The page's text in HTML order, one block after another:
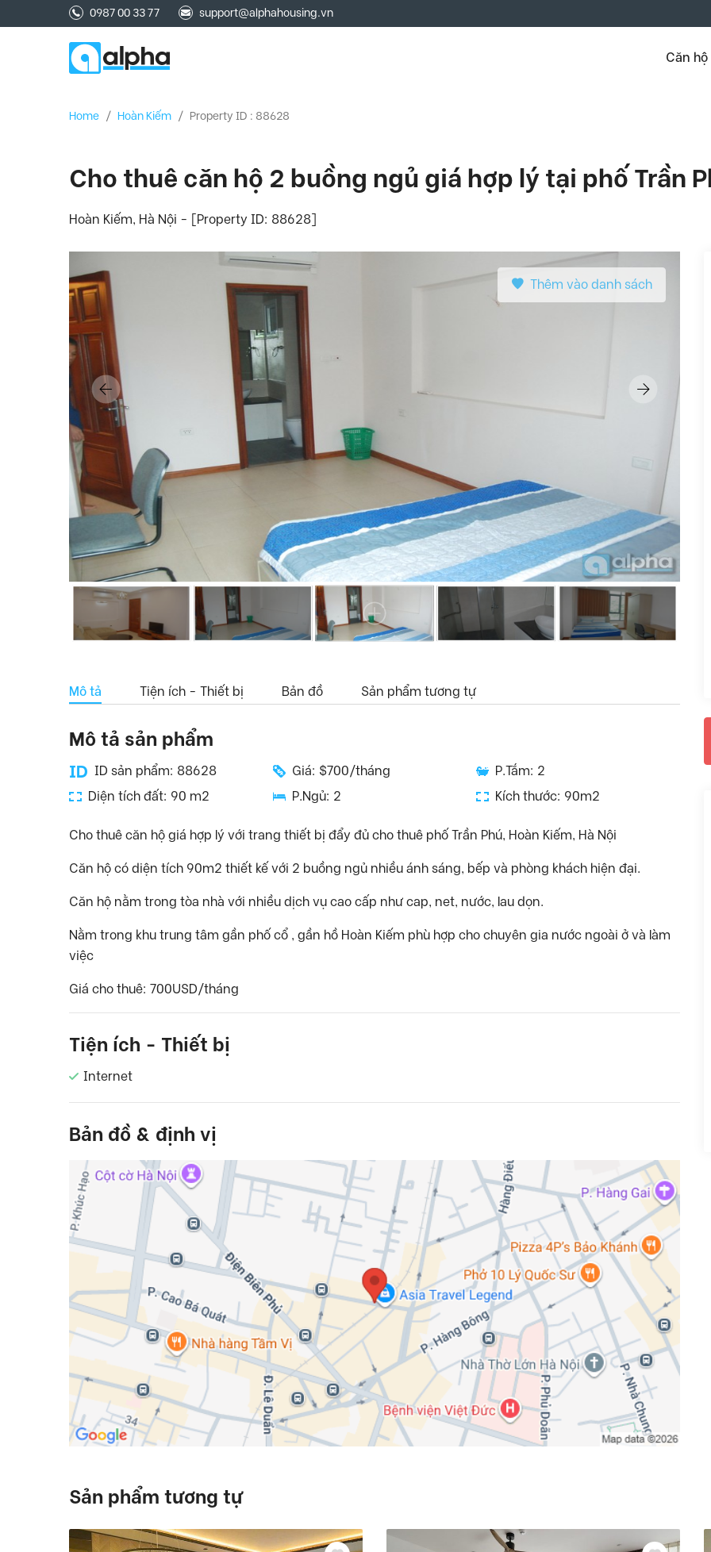
0987 00 33 77 support@alphahousing.vn
Căn hộ
Home / Hoàn Kiếm / Property ID : 88628
Cho thuê căn hộ 2 buồng ngủ giá hợp lý tại phố Trần
Hoàn Kiếm, Hà Nội - [Property ID: 88628]
Thêm vào danh sách
Mô tả Tiện ích - Thiết bị Bản đồ Sản phẩm tương tự
Mô tả sản phẩm
ID sản phẩm: 88628 Giá: $700/tháng
P.Tắm: 2
Diện tích đất: 90 m2
P.Ngủ: 2 Kích thước: 90m2
Cho thuê căn hộ giá hợp lý với trang thiết bị đẩy đủ cho thuê phố Trần Phú, Hoàn Kiếm, Hà Nội
Căn hộ có diện tích 90m2 thiết kế với 2 buồng ngủ nhiều ánh sáng, bếp và phòng khách hiện đại.
Căn hộ nằm trong tòa nhà với nhiều dịch vụ cao cấp như cap, net, nước, lau dọn.
Nằm trong khu trung tâm gần phố cổ , gần hồ Hoàn Kiếm phù hợp cho chuyên gia nước ngoài ở và làm
việc
Giá cho thuê: 700USD/tháng
Tiện ích - Thiết bị
Internet
Bản đồ & định vị
Sản phẩm tương tự